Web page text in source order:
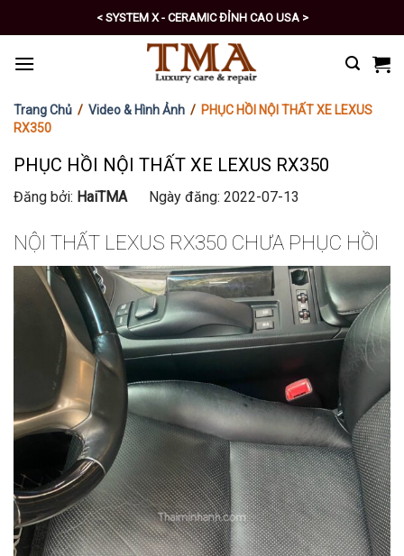
to
content
< SYSTEM X - CERAMIC ĐỈNH CAO USA >
< PRO - TỰ CHĂM SÓC XE SỐ 1 >
Trang Chủ / Video & Hình Ảnh / PHỤC HỒI NỘI THẤT XE LEXUS
RX350
PHỤC HỒI NỘI THẤT XE LEXUS RX350
Đăng bởi: HaiTMA Ngày đăng: 2022-07-13
NỘI THẤT LEXUS RX350 CHƯA PHỤC HỒI